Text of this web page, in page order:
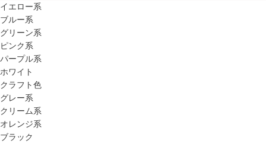
イエロー系
ブルー系
グリーン系
ピンク系
パープル系
ホワイト
クラフト色
グレー系
クリーム系
オレンジ系
ブラック